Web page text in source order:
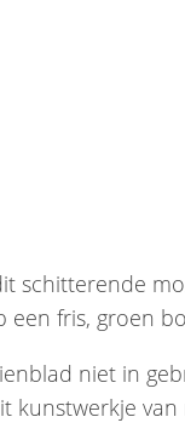
schitterende
fris, groen
niet in
kunstwerkje